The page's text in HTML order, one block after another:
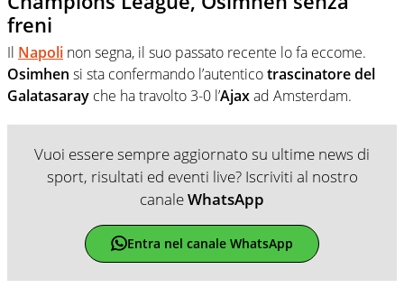
freni
Il Napoli non segna, il suo passato recente lo fa eccome.
Osimhen si sta confermando l’autenticotrascinatore del
Galatasaray che ha travolto 3-0 l’Ajaxad Amsterdam.
Vuoi essere sempre aggiornato su ultime news di
sport, risultati ed eventi live? Iscriviti al nostro
canaleWhatsApp
Entra nel canale WhatsApp